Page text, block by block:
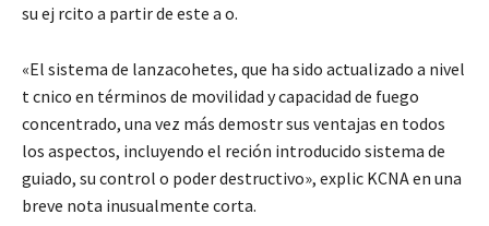
su ej rcito a partir de este a o.
«El sistema de lanzacohetes, que ha sido actualizado a nivel
t cnico en términos de movilidad y capacidad de fuego
concentrado, una vez más demostr sus ventajas en todos
los aspectos, incluyendo el reción introducido sistema de
guiado, su control o poder destructivo», explic KCNA en una
breve nota inusualmente corta.